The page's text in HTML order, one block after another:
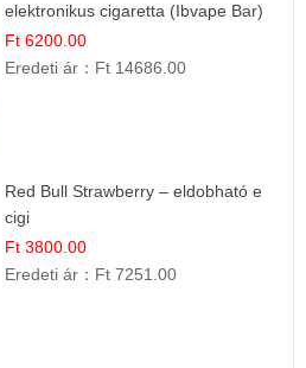
elektronikus cigaretta (Ibvape Bar)
Ft 6200.00
Eredeti ár： Ft 14686.00
Red Bull Strawberry – eldobható e
cigi
Ft 3800.00
Eredeti ár： Ft 7251.00